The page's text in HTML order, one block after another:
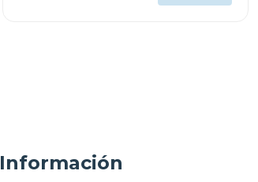
Información